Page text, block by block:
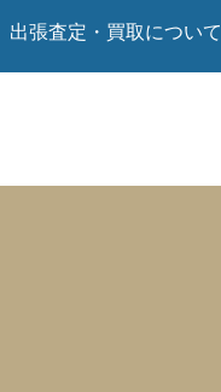
出張査定・買取について